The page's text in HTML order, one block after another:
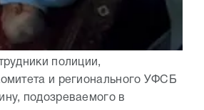
полиции,
и регионального УФСБ
подозреваемого в